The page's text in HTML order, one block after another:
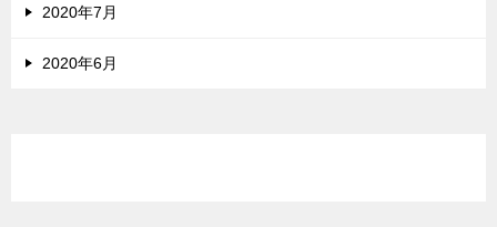
2020年7月
2020年6月